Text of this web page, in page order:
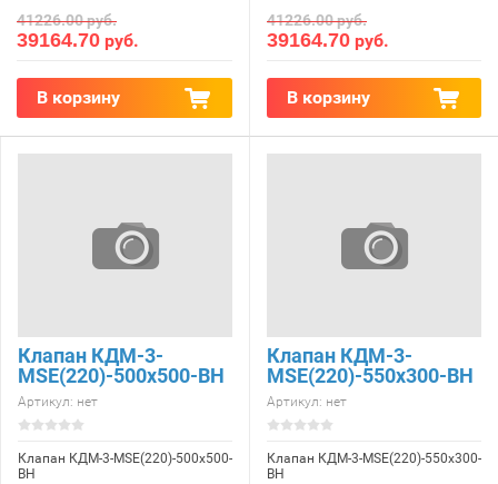
41226.00руб.
39164.70 руб.
В корзину
41226.00руб.
39164.70 руб.
В корзину
Клапан КДМ-3-
МSE(220)-500x500-ВН
Артикул: нет
Клапан КДМ-3-МSE(220)-500x500-
ВН
Клапан КДМ-3-
МSE(220)-550x300-ВН
Артикул: нет
Клапан КДМ-3-МSE(220)-550x300-
ВН